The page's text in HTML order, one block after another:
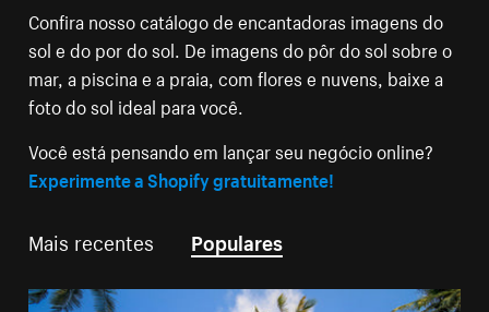
Confira nosso catálogo de encantadoras imagens do
sol e do por do sol. De imagens do pôr do sol sobre o
mar, a piscina e a praia, com flores e nuvens, baixe a
foto do sol ideal para você.
Você está pensando em lançar seu negócio online?
Experimente a Shopify gratuitamente!
Mais recentes Populares